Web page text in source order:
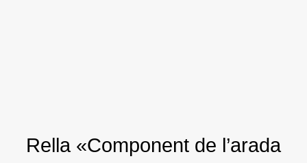
Rella «Component de l’arada